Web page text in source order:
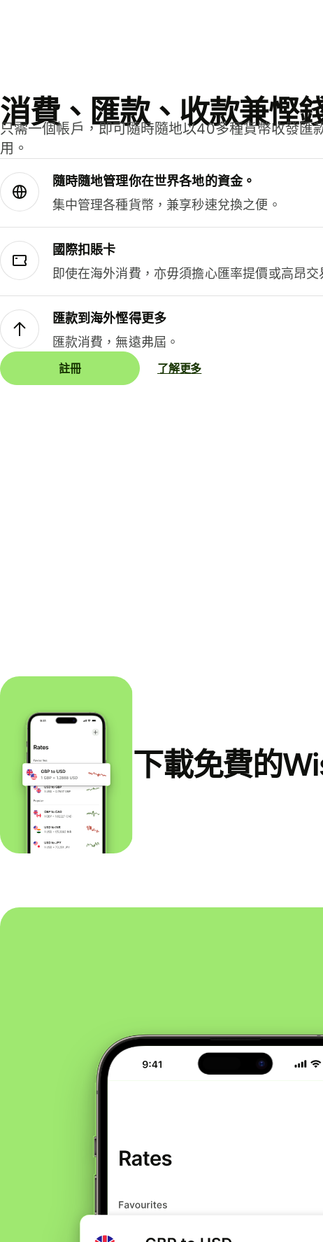
消費、匯款、收款兼慳
只需一個帳戶，即可隨時隨地以40多種貨幣收發匯
用。
隨時隨地管理你在世界各地的資金。
集中管理各種貨幣，兼享秒速兌換之便。
國際扣賬卡
即使在海外消費，亦毋須擔心匯率提價或高昂交
匯款到海外慳得更多
匯款消費，無遠弗屆。
註冊 了解更多
下載免費的